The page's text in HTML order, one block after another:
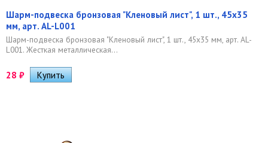
Шарм-подвеска бронзовая "Кленовый лист", 1 шт., 45х35
мм, арт. AL-L001
Шарм-подвеска бронзовая "Кленовый лист", 1 шт., 45х35 мм, арт. AL-
L001. Жесткая металлическая...
28 ₽